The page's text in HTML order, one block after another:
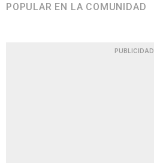
POPULAR EN LA COMUNIDAD
PUBLICIDAD